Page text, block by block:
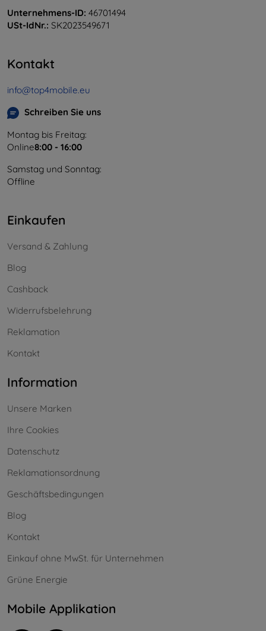
Unternehmens-ID: 46701494
USt-IdNr.: SK2023549671
Kontakt
info@top4mobile.eu
Schreiben Sie uns
Montag bis Freitag:
Online8:00 - 16:00
Samstag und Sonntag:
Offline
Einkaufen
Versand & Zahlung
Blog
Cashback
Widerrufsbelehrung
Reklamation
Kontakt
Information
Unsere Marken
Ihre Cookies
Datenschutz
Reklamationsordnung
Geschäftsbedingungen
Blog
Kontakt
Einkauf ohne MwSt. für Unternehmen
Grüne Energie
Mobile Applikation